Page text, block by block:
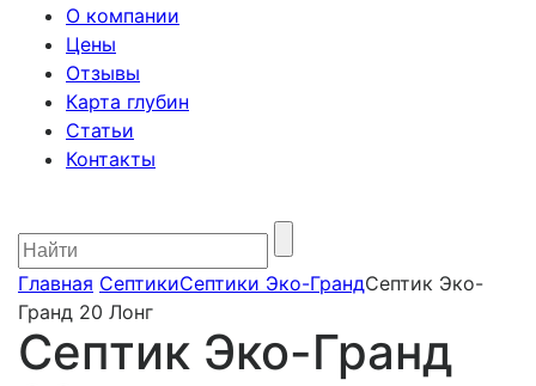
О компании
Цены
Отзывы
Карта глубин
Статьи
Контакты
Главная СептикиСептики Эко-ГрандСептик Эко-
Гранд 20 Лонг
Септик Эко-Гранд